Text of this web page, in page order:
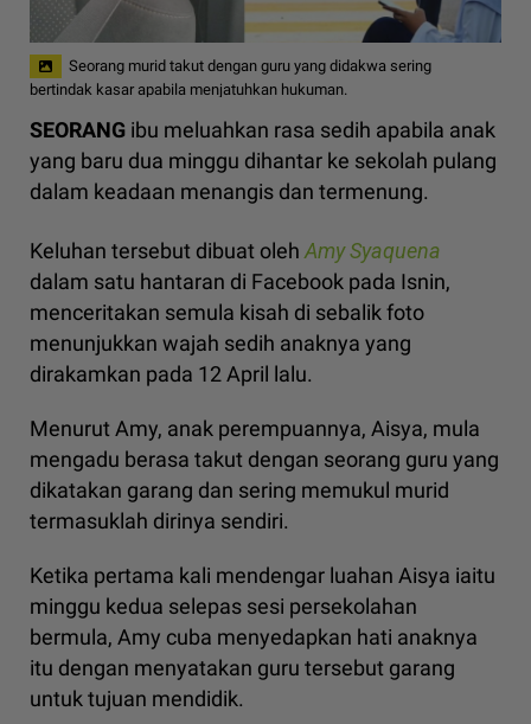
Seorang murid takut dengan guru yang didakwa sering
bertindak kasar apabila menjatuhkan hukuman.
SEORANG ibu meluahkan rasa sedih apabila anak
yang baru dua minggu dihantar ke sekolah pulang
dalam keadaan menangis dan termenung.
Keluhan tersebut dibuat oleh Amy Syaquena
dalam satu hantaran di Facebook pada Isnin,
menceritakan semula kisah di sebalik foto
menunjukkan wajah sedih anaknya yang
dirakamkan pada 12 April lalu.
Menurut Amy, anak perempuannya, Aisya, mula
mengadu berasa takut dengan seorang guru yang
dikatakan garang dan sering memukul murid
termasuklah dirinya sendiri.
Ketika pertama kali mendengar luahan Aisya iaitu
minggu kedua selepas sesi persekolahan
bermula, Amy cuba menyedapkan hati anaknya
itu dengan menyatakan guru tersebut garang
untuk tujuan mendidik.